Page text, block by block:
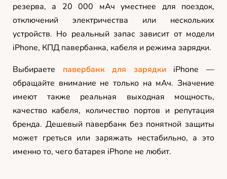
резерва, а 20 000 мАч уместнее для поездок,
отключений электричества или нескольких
устройств. Но реальный запас зависит от модели
iPhone, КПД павербанка, кабеля и режима зарядки.
Выбираете павербанк для зарядкиiPhone —
обращайте внимание не только на мАч. Значение
имеют также реальная выходная мощность,
качество кабеля, количество портов и репутация
бренда. Дешевый павербанк без понятной защиты
может греться или заряжать нестабильно, а это
именно то, чего батарея iPhone не любит.